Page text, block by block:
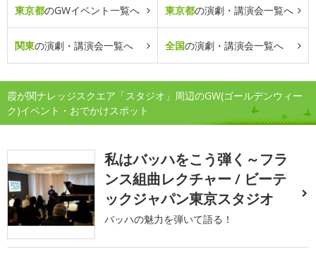
東京都のGWイベント一覧へ 東京都の演劇・講演会一覧へ
関東の演劇・講演会一覧へ 全国の演劇・講演会一覧へ
霞が関ナレッジスクエア「スタジオ」周辺のGW(ゴールデンウィー
ク)イベント・おでかけスポット
私はバッハをこう弾く～フラ
ンス組曲レクチャー / ビーテ
ックジャパン東京スタジオ
バッハの魅力を弾いて語る！